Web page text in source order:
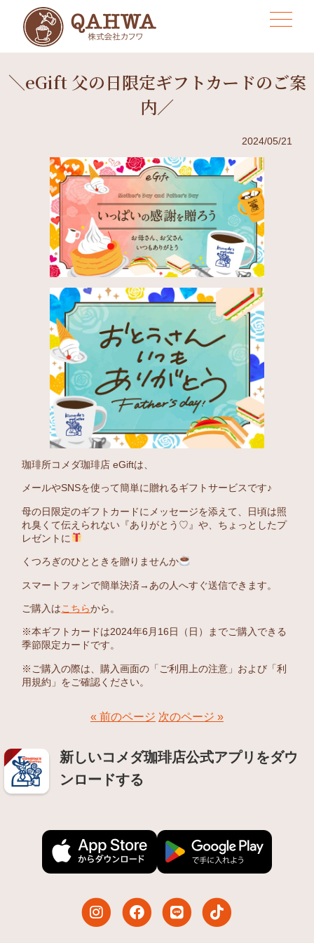
＼eGift 父の日限定ギフトカードのご案
内／
2024/05/21
珈琲所コメダ珈琲店 eGiftは、
メールやSNSを使って簡単に贈れるギフトサービスです♪
母の日限定のギフトカードにメッセージを添えて、日頃は照
れ臭くて伝えられない『ありがとう♡』や、ちょっとしたプ
レゼントに
くつろぎのひとときを贈りませんか
スマートフォンで簡単決済→あの人へすぐ送信できます。
ご購入はこちらから。
※本ギフトカードは2024年6月16日（日）までご購入できる
季節限定カードです。
※ご購入の際は、購入画面の「ご利用上の注意」および「利
用規約」をご確認ください。
« 前のページ 次のページ »
新しいコメダ珈琲店公式アプリをダウ
ンロードする